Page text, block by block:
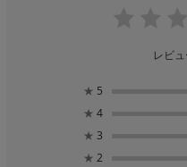
レビ
★ 5
★ 4
★ 3
★ 2